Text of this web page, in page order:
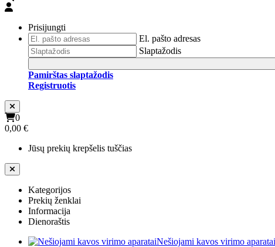
Prisijungti
El. pašto adresas
Slaptažodis
Pamirštas slaptažodis
Registruotis
0
0,00 €
Jūsų prekių krepšelis tuščias
Kategorijos
Prekių ženklai
Informacija
Dienoraštis
Nešiojami kavos virimo aparatai